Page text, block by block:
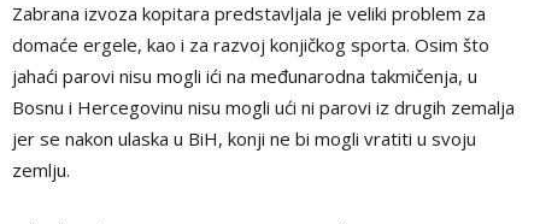
Zabrana izvoza kopitara predstavljala je veliki problem za
domaće ergele, kao i za razvoj konjičkog sporta. Osim što
jahaći parovi nisu mogli ići na međunarodna takmičenja, u
Bosnu i Hercegovinu nisu mogli ući ni parovi iz drugih zemalja
jer se nakon ulaska u BiH, konji ne bi mogli vratiti u svoju
zemlju.